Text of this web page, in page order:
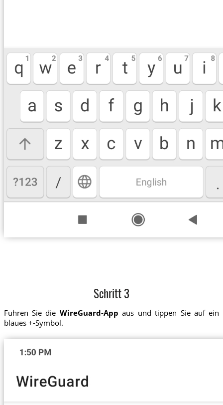
Schritt 3
Führen Sie die WireGuard-App aus und tippen Sie auf ein
blaues +-Symbol.